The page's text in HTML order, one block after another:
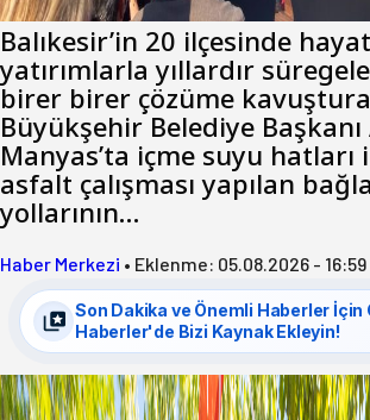
Balıkesir’in 20 ilçesinde
yatırımlarla yıllardır
birer birer çözüme
Büyükşehir Belediye Başkanı
Manyas’ta içme suyu hatları
asfalt çalışması yapılan
yollarının…
Haber Merkezi • Eklenme: 05.08.2026 - 16:59
Son Dakika ve Önemli Haberler İçin
Haberler'de Bizi Kaynak Ekleyin!